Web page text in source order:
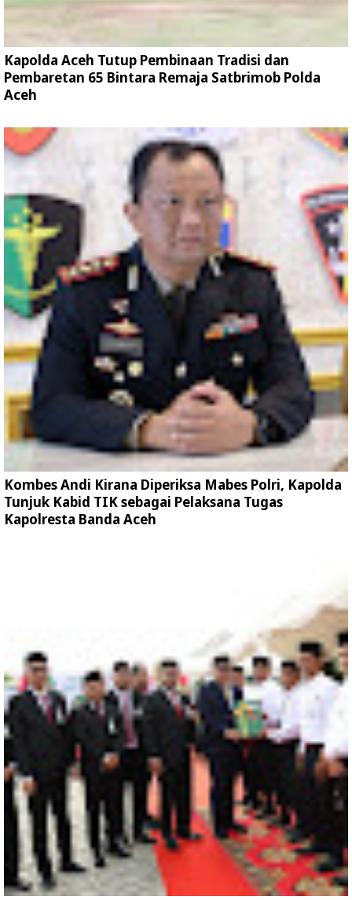
Kapolda Aceh Tutup Pembinaan Tradisi dan
Pembaretan 65 Bintara Remaja Satbrimob Polda
Aceh
Kombes Andi Kirana Diperiksa Mabes Polri, Kapolda
Tunjuk Kabid TIK sebagai Pelaksana Tugas
Kapolresta Banda Aceh